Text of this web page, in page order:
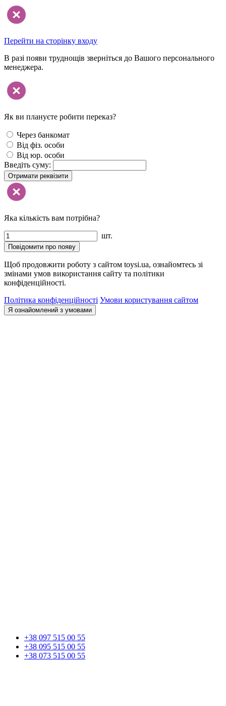
Перейти на сторінку входу
В разі появи труднощів зверніться до Вашого персонального
менеджера.
Як ви плануєте робити переказ?
Через банкомат
Від фіз. особи
Від юр. особи
Введіть суму:
Отримати реквізити
Яка кількість вам потрібна?
шт.
Повідомити про появу
Щоб продовжити роботу з сайтом toysi.ua, ознайомтесь зі
змінами умов використання сайту та політики
конфіденційності.
Політика конфіденційності Умови користування сайтом
Я ознайомлений з умовами
+38 097 515 00 55
+38 095 515 00 55
+38 073 515 00 55